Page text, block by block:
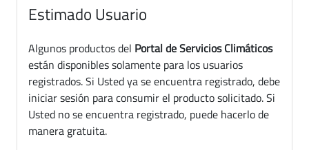
Estimado Usuario
Algunos productos del Portal de Servicios Climáticos
están disponibles solamente para los usuarios
registrados. Si Usted ya se encuentra registrado, debe
iniciar sesión para consumir el producto solicitado. Si
Usted no se encuentra registrado, puede hacerlo de
manera gratuita.